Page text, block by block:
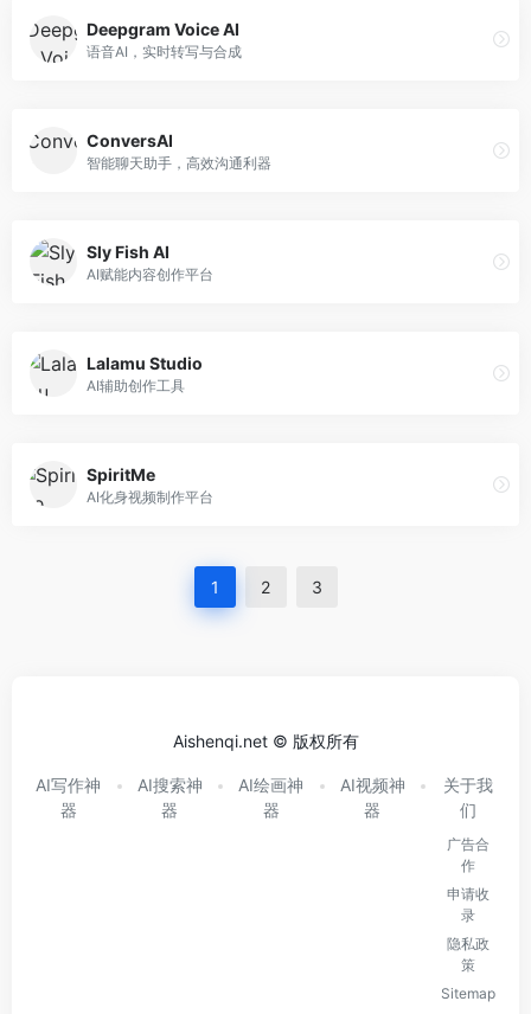
Deepgram Voice AI
语音AI，实时转写与合成
ConversAI
智能聊天助手，高效沟通利器
Sly Fish AI
AI赋能内容创作平台
Lalamu Studio
AI辅助创作工具
SpiritMe
AI化身视频制作平台
1 2 3
Aishenqi.net © 版权所有
AI写作神
器
AI搜索神
器
AI绘画神
器
AI视频神
器
关于我
们
广告合
作
申请收
录
隐私政
策
Sitemap